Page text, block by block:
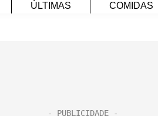
ÚLTIMAS COMIDAS